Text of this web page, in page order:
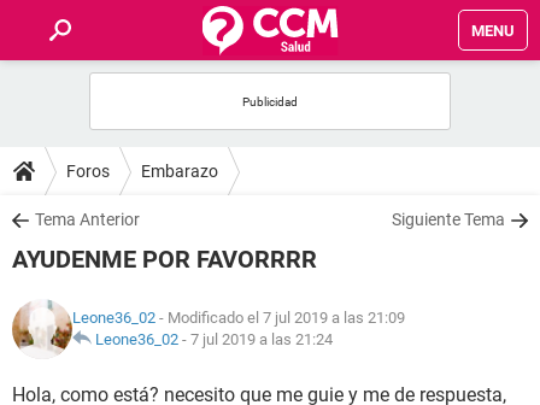
MENU
FOROS
SALUD
NUTRICIÓN
BIENESTAR
Foros Embarazo
Tema Anterior Siguiente Tema
AYUDENME POR FAVORRRR
Leone36_02 - Modificado el 7 jul 2019 a las 21:09
Leone36_02 - 7 jul 2019 a las 21:24
Hola, como está? necesito que me guie y me de respuesta,